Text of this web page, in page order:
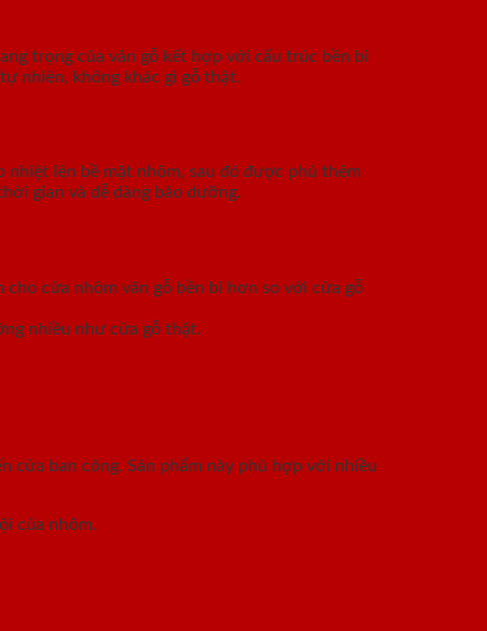
trọng của vân gỗ kết hợp với cấu trúc bền bỉ
nhiên, không khác gì gỗ thật.
nhiệt lên bề mặt nhôm, sau đó được phủ thêm
gian và dễ dàng bảo dưỡng.
cửa nhôm vân gỗ bền bỉ hơn so với cửa gỗ
nhiều như cửa gỗ thật.
cửa ban công. Sản phẩm này phù hợp với nhiều
của nhôm.